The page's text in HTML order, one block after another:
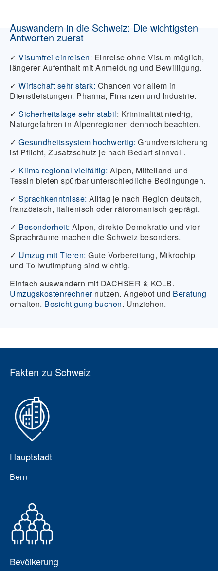
Auswandern in die Schweiz: Die wichtigsten
Antworten zuerst
✓ Visumfrei einreisen: Einreise ohne Visum möglich,
längerer Aufenthalt mit Anmeldung und Bewilligung.
✓ Wirtschaft sehr stark: Chancen vor allem in
Dienstleistungen, Pharma, Finanzen und Industrie.
✓ Sicherheitslage sehr stabil: Kriminalität niedrig,
Naturgefahren in Alpenregionen dennoch beachten.
✓ Gesundheitssystem hochwertig: Grundversicherung
ist Pflicht, Zusatzschutz je nach Bedarf sinnvoll.
✓ Klima regional vielfältig: Alpen, Mittelland und
Tessin bieten spürbar unterschiedliche Bedingungen.
✓ Sprachkenntnisse: Alltag je nach Region deutsch,
französisch, italienisch oder rätoromanisch geprägt.
✓ Besonderheit: Alpen, direkte Demokratie und vier
Sprachräume machen die Schweiz besonders.
✓ Umzug mit Tieren: Gute Vorbereitung, Mikrochip
und Tollwutimpfung sind wichtig.
Einfach auswandern mit DACHSER & KOLB.
Umzugskostenrechnernutzen. Angebot und Beratung
erhalten. Besichtigung buchen. Umziehen.
Fakten zu Schweiz
Hauptstadt
Bern
Bevölkerung